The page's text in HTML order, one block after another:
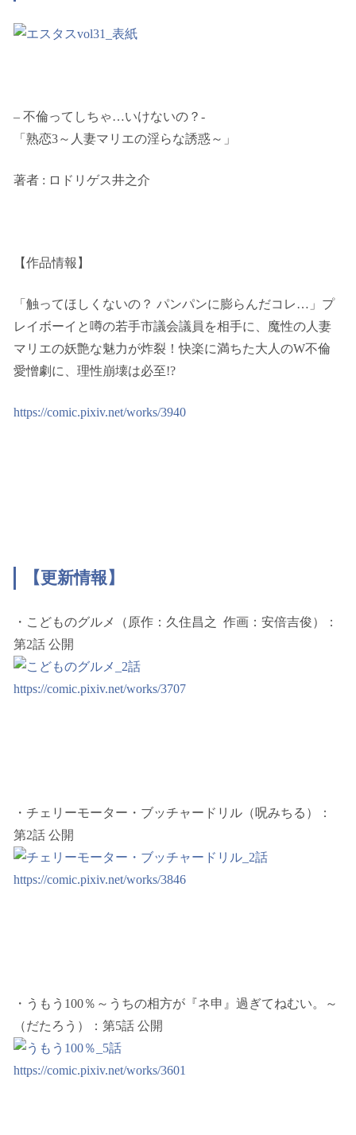
– 不倫ってしちゃ…いけないの？-
「熟恋3～人妻マリエの淫らな誘惑～」
著者 : ロドリゲス井之介
【作品情報】
「触ってほしくないの？ パンパンに膨らんだコレ…」プ
レイボーイと噂の若手市議会議員を相手に、魔性の人妻
マリエの妖艶な魅力が炸裂！快楽に満ちた大人のW不倫
愛憎劇に、理性崩壊は必至!?
https://comic.pixiv.net/works/3940
【更新情報】
・こどものグルメ（原作：久住昌之 作画：安倍吉俊）：
第2話 公開
https://comic.pixiv.net/works/3707
・チェリーモーター・ブッチャードリル（呪みちる）：
第2話 公開
https://comic.pixiv.net/works/3846
・うもう100％～うちの相方が『ネ申』過ぎてねむい。～
（だたろう）：第5話 公開
https://comic.pixiv.net/works/3601